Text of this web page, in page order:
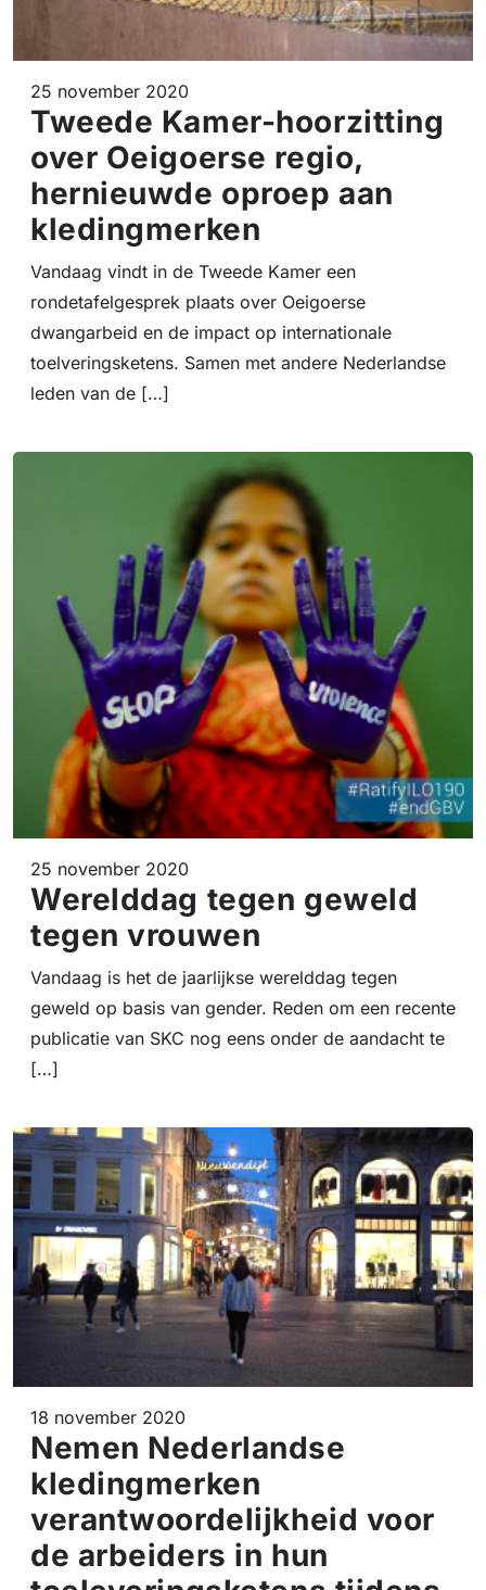
25 november 2020
Tweede Kamer-hoorzitting
over Oeigoerse regio,
hernieuwde oproep aan
kledingmerken
Vandaag vindt in de Tweede Kamer een
rondetafelgesprek plaats over Oeigoerse
dwangarbeid en de impact op internationale
toelveringsketens. Samen met andere Nederlandse
leden van de […]
25 november 2020
Werelddag tegen geweld
tegen vrouwen
Vandaag is het de jaarlijkse werelddag tegen
geweld op basis van gender. Reden om een recente
publicatie van SKC nog eens onder de aandacht te
[…]
18 november 2020
Nemen Nederlandse
kledingmerken
verantwoordelijkheid voor
de arbeiders in hun